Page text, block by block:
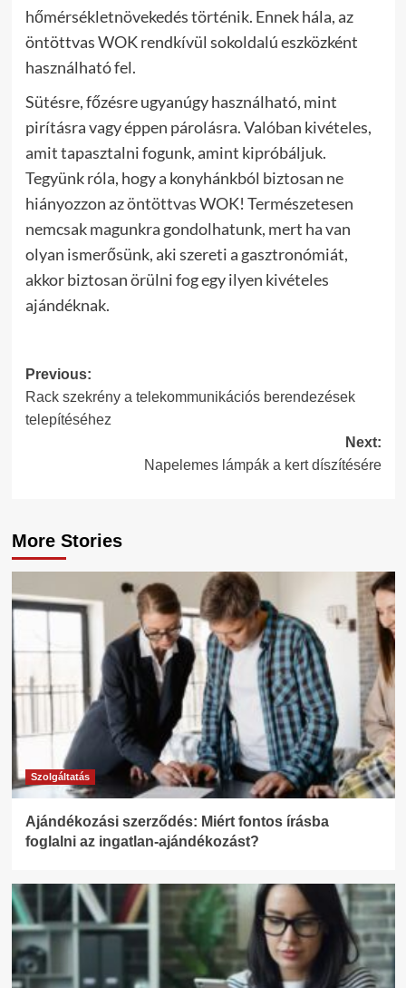
hőmérsékletnövekedés történik. Ennek hála, az
öntöttvas WOK rendkívül sokoldalú eszközként
használható fel.
Sütésre, főzésre ugyanúgy használható, mint
pirításra vagy éppen párolásra. Valóban kivételes,
amit tapasztalni fogunk, amint kipróbáljuk.
Tegyünk róla, hogy a konyhánkból biztosan ne
hiányozzon az öntöttvas WOK! Természetesen
nemcsak magunkra gondolhatunk, mert ha van
olyan ismerősünk, aki szereti a gasztronómiát,
akkor biztosan örülni fog egy ilyen kivételes
ajándéknak.
Post
navigation
Previous:
Rack szekrény a telekommunikációs berendezések
telepítéséhez
Next:
Napelemes lámpák a kert díszítésére
More Stories
Szolgáltatás
Ajándékozási szerződés: Miért fontos írásba
foglalni az ingatlan-ajándékozást?